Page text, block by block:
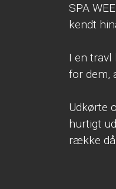
SPA
kendt
I en travl
for dem,
Udkørte
hurtigt
række